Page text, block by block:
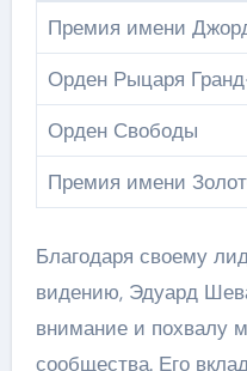
Премия имени
Орден Рыцаря
Орден Свободы
Премия имени
Благодаря своему
видению, Эдуард
внимание и похвалу
сообщества. Его